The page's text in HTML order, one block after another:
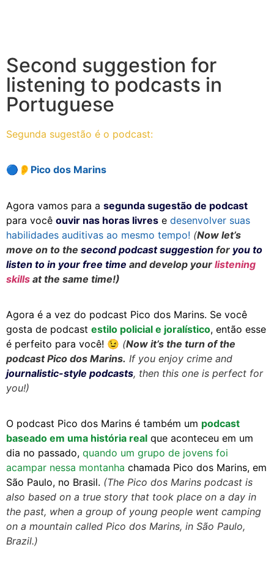
Second suggestion for
listening to podcasts in
Portuguese
Segunda sugestão é o podcast:
🔵👂 Pico dos Marins
Agora vamos para a segunda sugestão de podcast
para você ouvir nas horas livres e desenvolver suas
habilidades auditivas ao mesmo tempo! (Now let’s
move on to the second podcast suggestion for you to
listen to in your free time and develop your listening
skills at the same time!)
Agora é a vez do podcast Pico dos Marins. Se você
gosta de podcast estilo policial e joralístico, então esse
é perfeito para você! 😉 (Now it’s the turn of the
podcast Pico dos Marins. If you enjoy crime and
journalistic-style podcasts, then this one is perfect for
you!)
O podcast Pico dos Marins é também um podcast
baseado em uma história real que aconteceu em um
dia no passado, quando um grupo de jovens foi
acampar nessa montanha chamada Pico dos Marins, em
São Paulo, no Brasil. (The Pico dos Marins podcast is
also based on a true story that took place on a day in
the past, when a group of young people went camping
on a mountain called Pico dos Marins, in São Paulo,
Brazil.)